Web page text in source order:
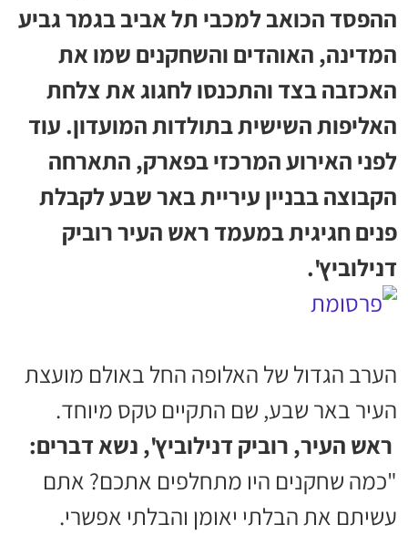
ההפסד הכואב למכבי תל אביב בגמר גביע
המדינה, האוהדים והשחקנים שמו את
האכזבה בצד והתכנסו לחגוג את צלחת
האליפות השישית בתולדות המועדון. עוד
לפני האירוע המרכזי בפארק, התארחה
הקבוצה בבניין עיריית באר שבע לקבלת
פנים חגיגית במעמד ראש העיר רוביק
דנילוביץ'.
הערב הגדול של האלופה החל באולם מועצת
העיר באר שבע, שם התקיים טקס מיוחד.
ראש העיר, רוביק דנילוביץ', נשא דברים:
"כמה שחקנים היו מתחלפים אתכם? אתם
עשיתם את הבלתי יאומן והבלתי אפשרי.